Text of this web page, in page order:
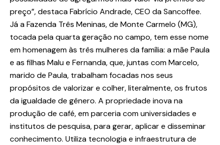
preço”, destaca Fabrício Andrade, CEO da Sancoffee.
Já a Fazenda Três Meninas, de Monte Carmelo (MG),
tocada pela quarta geração no campo, tem esse nome
em homenagem às três mulheres da família: a mãe Paula
e as filhas Malu e Fernanda, que, juntas com Marcelo,
marido de Paula, trabalham focadas nos seus
propósitos de valorizar e colher, literalmente, os frutos
da igualdade de gênero. A propriedade inova na
produção de café, em parceria com universidades e
institutos de pesquisa, para gerar, aplicar e disseminar
conhecimento. Utiliza tecnologia e infraestrutura de